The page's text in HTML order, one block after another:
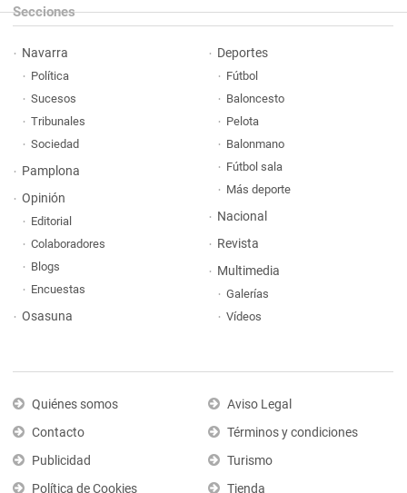
Secciones
Navarra
Política
Sucesos
Tribunales
Sociedad
Pamplona
Opinión
Editorial
Colaboradores
Blogs
Encuestas
Osasuna
Deportes
Fútbol
Baloncesto
Pelota
Balonmano
Fútbol sala
Más deporte
Nacional
Revista
Multimedia
Galerías
Vídeos
Quiénes somos
Contacto
Publicidad
Política de Cookies
Aviso Legal
Términos y condiciones
Turismo
Tienda